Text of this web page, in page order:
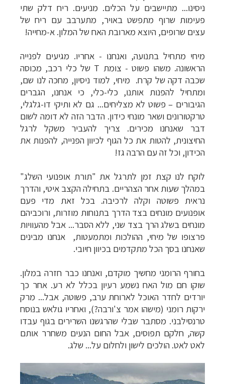
ניסינו... מתיישבים על הכלים. מניעים. ריח דלק שתי
פעימות שרוף מתפשט באויר, מתערבב עם ריח של
עצים שרופים, היוצא מארובת האח של המלון. א-מחייה!
מיחי מתחיל בתנועה, ואנחנו - אחריו. מגיעים לפנייה
הראשונה. משהו פשוט - צומת T של כלי רכב, מכוסה
שכבה דקה של קרח. מיחי, למוד ניסיון, מחכה לנו שם,
ומתחיל להפנות אותנו, כלי-כלי, כי אנחנו, הגברים
הגיבורים –פשוט לא מצליחים... גם לא ותיקי דו-גלגלי,
טרקטורונים ושאר מונחי כידון. הדבר הזה לא דומה לשום
דבר שאנחנו מכירים. צריך להעביר משקל לרגל
החיצונית, להטות את כל הגוף לכיוון הפנייה, להפנות את
הכידון, וכל זה עם הרבה גז!
לוקח לנו קצת זמן לתרגל את "תורת אופנועי השלג"
במהלך שעות אחר הצהריים. בתחילה הקצב איטי, והדרך
נראית פשוטה וקלה לרכיבה. בכל זאת מדי פעם
אופנועים מונחים בצד הדרך בתנוחות מוזרות, ורוכביהם
מונחים בשלג הרך בצד שני, ללא הסבר... אבל מהעוויות
פרצופו של מיחי, ההולכות ומתמעטות, אנחנו מבינים
שאנחנו בסך הכל מתקדמים בכיוון חיובי.
בחורף הרומני מחשיך מוקדם, ואנחנו כבר חזרה במלון.
שוקו חם מול האח נשמע רעיון בכלל לא רע. אחר כך
יורדים לחדר האוכל לארוחת ערב, פשוטה, אבל... מרק
ירקות רומני (מישהו אמר צ'ורבה?), ואחריו גולאש בנוסח
טרנסילבני. מסתבר שבלי שהרגשנו השרירים בגוף עבדו
קשה, חלקם תפוסים, אבל החום הנעים משחרר אותם
לאט לאט. הולכים לישון ולחלום על... שלג.